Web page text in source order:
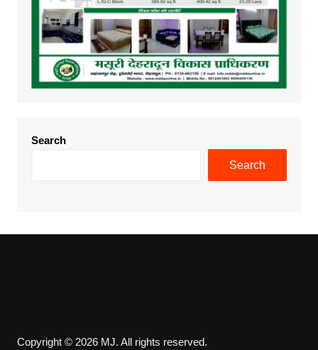
Search
Search
Copyright © 2026 MJ. All rights reserved.